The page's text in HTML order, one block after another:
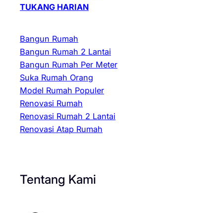
TUKANG HARIAN
Bangun Rumah
Bangun Rumah 2 Lantai
Bangun Rumah Per Meter
Suka Rumah Orang
Model Rumah Populer
Renovasi Rumah
Renovasi Rumah 2 Lantai
Renovasi Atap Rumah
Tentang Kami